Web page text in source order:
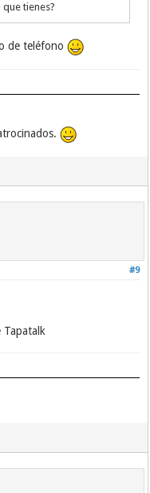
tienes?
de teléfono
#9
Tapatalk